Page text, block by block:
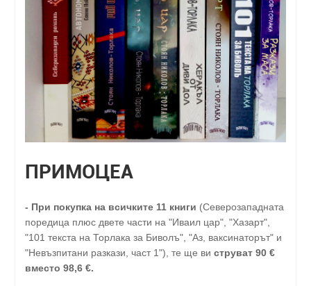
ПРИМОЦЕА
- При покупка на всичките 11 книги (Северозападната
поредица плюс двете части на "Иваил цар", "Хазарт",
"101 текста на Торлака за Биволъ", "Аз, ваксинаторът" и
"Невъзпитани разкази, част 1"), те ще ви струват 90 €
вместо 98,6 €.